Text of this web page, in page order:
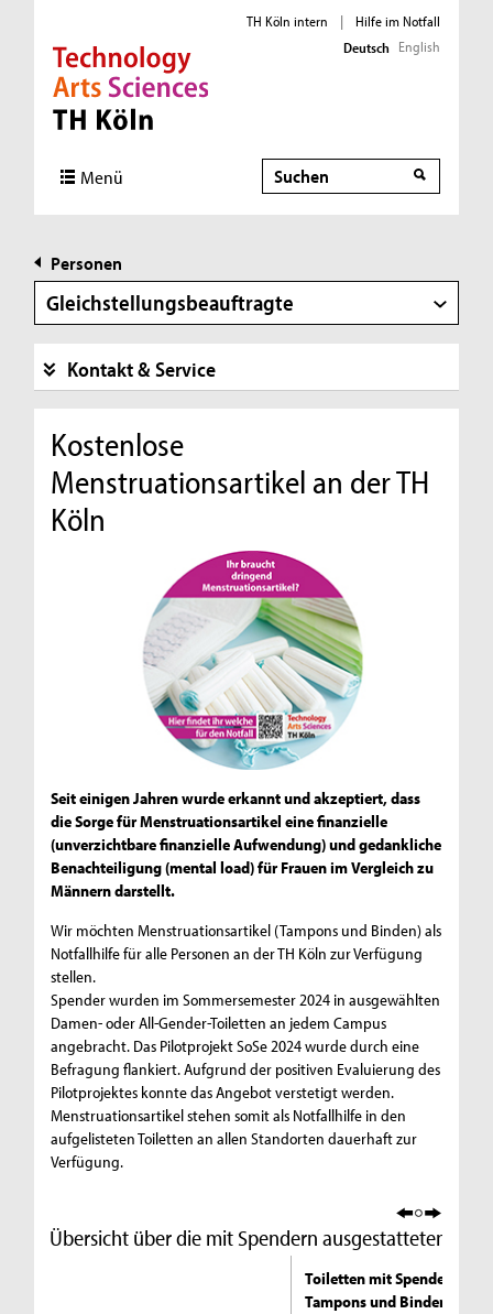
Direkt zur Hauptnavigation
Direkt zur Subnavigation
Direkt zum Inhalt
Direkt zum Fußbereich
TH Köln intern |
Hilfe im Notfall
Deutsch English
Menü Suche
Personen
Gleichstellungsbeauftragte
Kontakt & Service
Kostenlose
Menstruationsartikel an der TH
Köln
Seit einigen Jahren wurde erkannt und akzeptiert, dass
die Sorge für Menstruationsartikel eine finanzielle
(unverzichtbare finanzielle Aufwendung) und gedankliche
Benachteiligung (mental load) für Frauen im Vergleich zu
Männern darstellt.
Wir möchten Menstruationsartikel (Tampons und Binden) als
Notfallhilfe für alle Personen an der TH Köln zur Verfügung
stellen.
Spender wurden im Sommersemester 2024 in ausgewählten
Damen- oder All-Gender-Toiletten an jedem Campus
angebracht. Das Pilotprojekt SoSe 2024 wurde durch eine
Befragung flankiert. Aufgrund der positiven Evaluierung des
Pilotprojektes konnte das Angebot verstetigt werden.
Menstruationsartikel stehen somit als Notfallhilfe in den
aufgelisteten Toiletten an allen Standorten dauerhaft zur
Verfügung.
Übersicht über die mit Spendern ausgestatteten
Toiletten mit Spender für
Tampons und Binden